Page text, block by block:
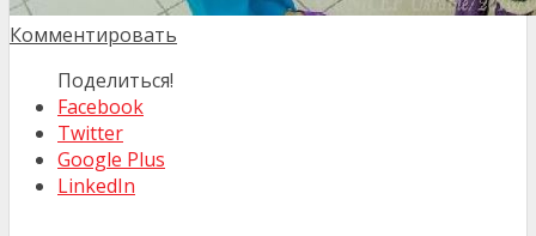
Комментировать
Поделиться!
Facebook
Twitter
Google Plus
LinkedIn